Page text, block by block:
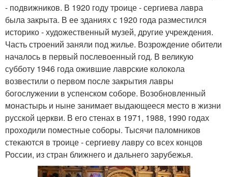
- подвижников. В 1920 году троице - сергиева лавра
была закрыта. В ее зданиях с 1920 года разместился
историко - художественный музей, другие учреждения.
Часть строений заняли под жилье. Возрождение обители
началось в первый послевоенный год. В великую
субботу 1946 года ожившие лаврские колокола
возвестили о первом после закрытия лавры
богослужении в успенском соборе. Возобновленный
монастырь и ныне занимает выдающееся место в жизни
русской церкви. В его стенах в 1971, 1988, 1990 годах
проходили поместные соборы. Тысячи паломников
стекаются в троице - сергиеву лавру со всех концов
России, из стран ближнего и дальнего зарубежья.